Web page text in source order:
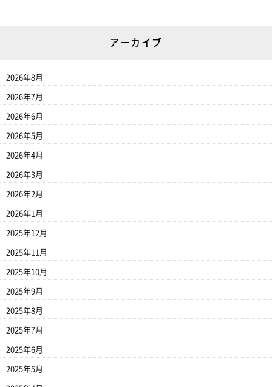
アーカイブ
2026年8月
2026年7月
2026年6月
2026年5月
2026年4月
2026年3月
2026年2月
2026年1月
2025年12月
2025年11月
2025年10月
2025年9月
2025年8月
2025年7月
2025年6月
2025年5月